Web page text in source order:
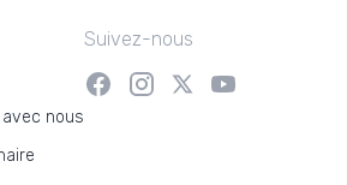
nous
Suivez-nous